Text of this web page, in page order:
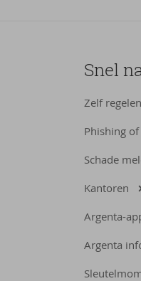
Snel
Zelf
Phishing
Schade
Kantoren
Argenta-
Argenta